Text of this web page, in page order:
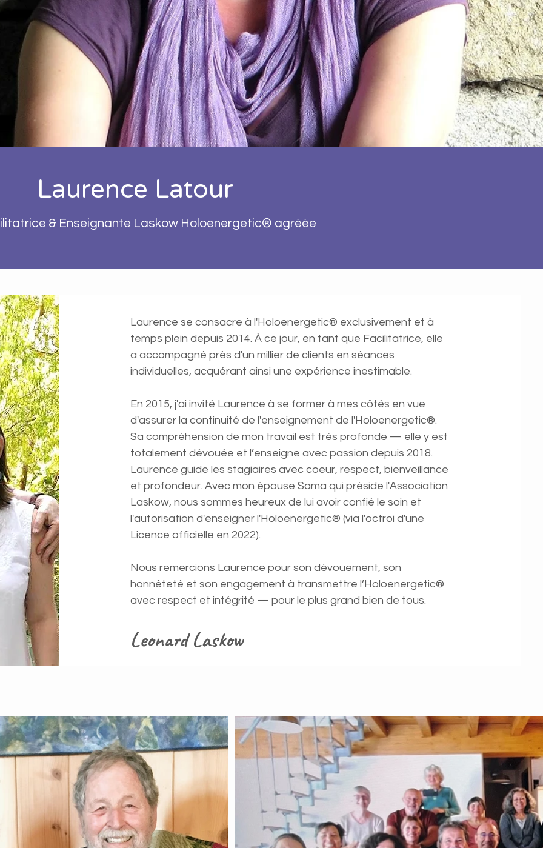
Laurence Latour
& Enseignante Laskow Holoenergetic® agréée
Laurence se consacre à l'Holoenergetic® exclusivement et à
temps plein depuis 2014. À ce jour, en tant que Facilitatrice, elle
a accompagné près d'un millier de clients en séances
individuelles, acquérant ainsi une expérience inestimable.
En 2015, j'ai invité Laurence à se former à mes côtés en vue
d'assurer la continuité de l'enseignement de l'Holoenergetic®.
Sa compréhension de mon travail est très profonde — elle y est
totalement dévouée et l’enseigne avec passion depuis 2018.
Laurence guide les stagiaires avec coeur, respect, bienveillance
et profondeur. Avec mon épouse Sama qui préside l'Association
Laskow, nous sommes heureux de lui avoir confié le soin et
l'autorisation d'enseigner l'Holoenergetic® (via l'octroi d'une
Licence officielle en 2022).
Nous remercions Laurence pour son dévouement, son
honnêteté et son engagement à transmettre l’Holoenergetic®
avec respect et intégrité — pour le plus grand bien de tous.
Leonard Laskow